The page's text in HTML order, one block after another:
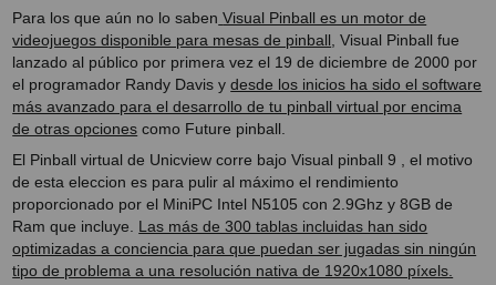
Para los que aún no lo saben Visual Pinball es un motor de
videojuegos disponible para mesas de pinball , Visual Pinball fue
lanzado al público por primera vez el 19 de diciembre de 2000 por
el programador Randy Davis y desde los inicios ha sido el software
más avanzado para el desarrollo de tu pinball virtual por encima
de otras opciones como Future pinball.
El Pinball virtual de Unicview corre bajo Visual pinball 9 , el motivo
de esta eleccion es para pulir al máximo el rendimiento
proporcionado por el MiniPC Intel N5105 con 2.9Ghz y 8GB de
Ram que incluye.
Las más de 300 tablas incluidas han sido
optimizadas a conciencia para que puedan ser jugadas sin ningún
tipo de problema a una resolución nativa de 1920x1080 píxels.